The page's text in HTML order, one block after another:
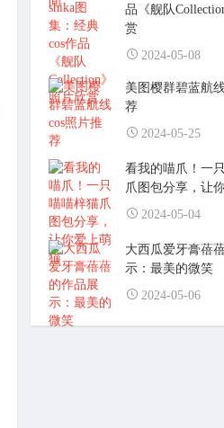
品《舰队
赏
2024-05-08
美图樱群碧蓝航
荐
2024-05-25
看我的喵爪！一
爪图包分享，让
2024-05-04
大西瓜爱牙膏蓓
示：最美的微笑
2024-05-06